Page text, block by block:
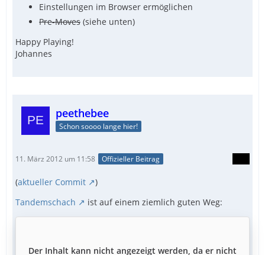
Einstellungen im Browser ermöglichen
Pre-Moves (siehe unten)
Happy Playing!
Johannes
peethebee
Schon soooo lange hier!
11. März 2012 um 11:58 Offizieller Beitrag
(aktueller Commit
)
Tandemschach
ist auf einem ziemlich guten Weg:
Der Inhalt kann nicht angezeigt werden, da er nicht